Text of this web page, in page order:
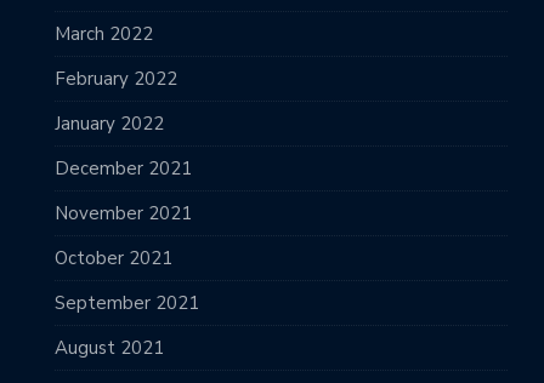
March 2022
February 2022
January 2022
December 2021
November 2021
October 2021
September 2021
August 2021